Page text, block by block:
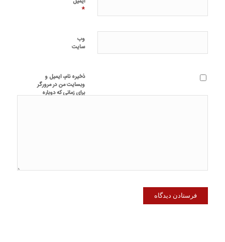
*
وب‌
سایت
ذخیره نام، ایمیل و
وبسایت من در مرورگر
برای زمانی که دوباره